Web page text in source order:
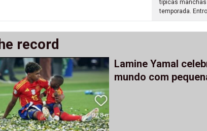
típicas
temporada.
record
Lamine Yamal
mundo com